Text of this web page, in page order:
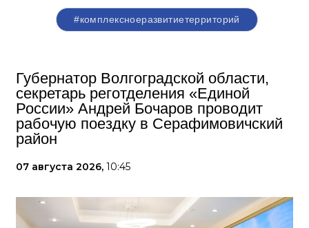
#комплексноеразвитиетерриторий
Губернатор Волгоградской области,
секретарь реготделения «Единой
России» Андрей Бочаров проводит
рабочую поездку в Серафимовичский
район
07 августа 2026, 10:45